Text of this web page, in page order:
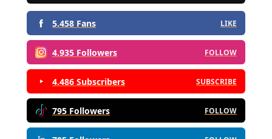
5.458 Fans LIKE
4.935 Followers FOLLOW
4.486 Subscribers SUBSCRIBE
795 Followers FOLLOW